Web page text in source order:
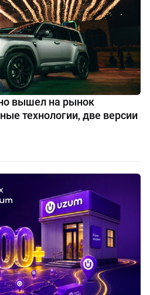
вышел на рынок
технологии, две версии